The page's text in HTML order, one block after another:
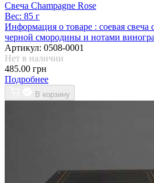
Свеча Champagne Rose
Вес: 85 г
Информация о товаре : соевая
черной смородины и нотами
Артикул: 0508-0001
Нет в наличии
485.00 грн
Подробнее
В корзину